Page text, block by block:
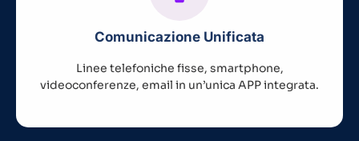
Comunicazione Unificata
Linee telefoniche fisse, smartphone,
videoconferenze, email in un’unica APP integrata.